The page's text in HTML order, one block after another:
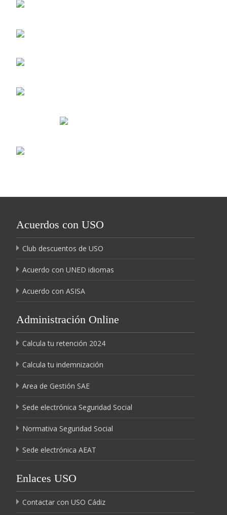
Acuerdos con USO
Club descuentos de USO
Acuerdo con UNED idiomas
Acuerdo con ASISA
Administración Online
Calcula tu retención 2024
Calcula tu indemnización
Area de Gestión SAE
Sede electrónica Seguridad Social
Normativa Seguridad Social
Sede electrónica AEAT
Enlaces USO
Contactar con USO Cádiz